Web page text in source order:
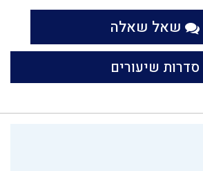
שאל שאלה
סדרות שיעורים